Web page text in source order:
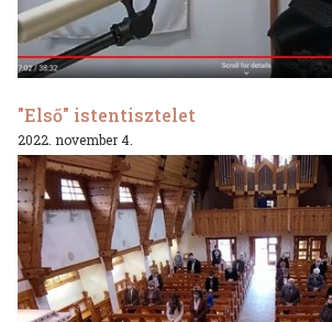
"Első" istentisztelet
2022. november 4.